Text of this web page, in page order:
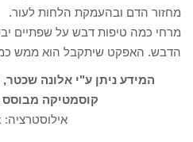
מחזור הדם ובהעמקת הלחות לעור.
מרחי כמה טיפות דבש על שפתיים
הדבש. האפקט שיתקבל הוא ממש
המידע ניתן ע"י אלונה
קוסמטיקה
אילוסטרציה: Freepik